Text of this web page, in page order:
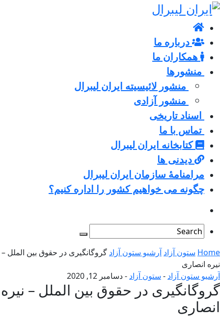
درباره ما
همکاران ما
منشورها
منشور لائیسیته ایران لیبرال
منشور آزادی
اسناد تاریخی
تماس با ما
کتابخانه ایران لیبرال
دیدنی ها
مرامنامۀ سازمان ایران لیبرال
چگونه می خواهیم کشور را اداره کنیم؟
Home ستون آزاد آرشیو ستون آزاد گروگانگیری در حقوق بین الملل –
نیره انصاری
آرشیو ستون آزاد - ستون آزاد -دسامبر 12, 2020
گروگانگیری در حقوق بین الملل – نیره
انصاری